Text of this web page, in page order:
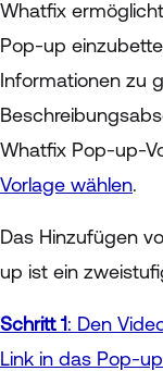
Whatfix
Pop-up
Informationen zu
Whatfix Pop-up-
Vorlage wählen.
Das Hinzufügen
up ist ein
Schritt 1: Den
Link in das Pop-